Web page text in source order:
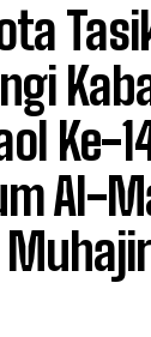
Ke-
Al-
Muhajir